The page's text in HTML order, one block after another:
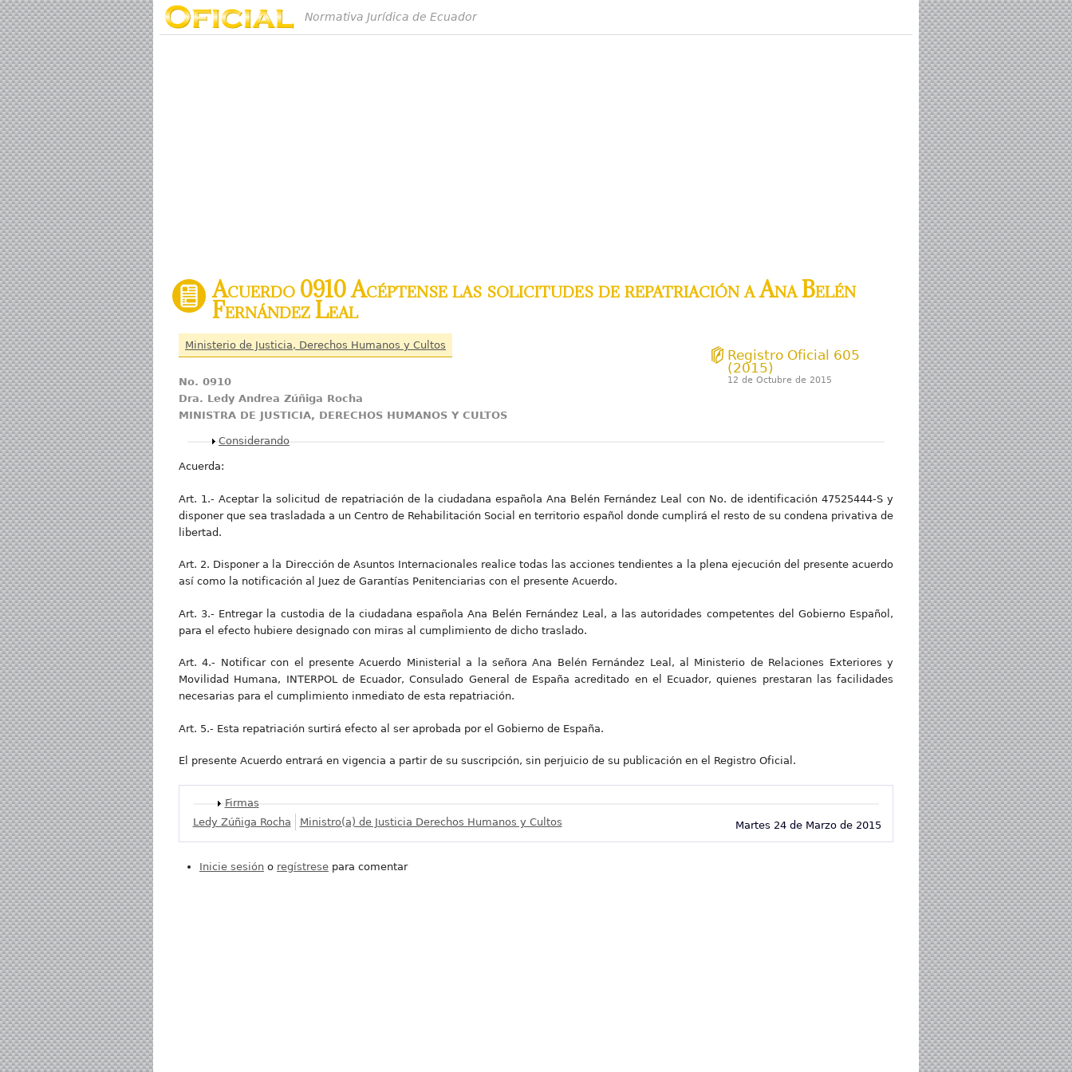
Normativa Jurídica de Ecuador
Acuerdo 0910 Acéptense las solicitudes de repatriación a Ana Belén
Fernández Leal
Ministerio de Justicia, Derechos Humanos y Cultos
Registro Oficial 605
(2015)
12 de Octubre de 2015
No. 0910
Dra. Ledy Andrea Zúñiga Rocha
MINISTRA DE JUSTICIA, DERECHOS HUMANOS Y CULTOS
Mostrar
Considerando
Acuerda:
Art. 1.- Aceptar la solicitud de repatriación de la ciudadana española Ana Belén Fernández Leal con No. de identificación 47525444-S y
disponer que sea trasladada a un Centro de Rehabilitación Social en territorio español donde cumplirá el resto de su condena privativa de
libertad.
Art. 2. Disponer a la Dirección de Asuntos Internacionales realice todas las acciones tendientes a la plena ejecución del presente acuerdo
así como la notificación al Juez de Garantías Penitenciarias con el presente Acuerdo.
Art. 3.- Entregar la custodia de la ciudadana española Ana Belén Fernández Leal, a las autoridades competentes del Gobierno Español,
para el efecto hubiere designado con miras al cumplimiento de dicho traslado.
Art. 4.- Notificar con el presente Acuerdo Ministerial a la señora Ana Belén Fernández Leal, al Ministerio de Relaciones Exteriores y
Movilidad Humana, INTERPOL de Ecuador, Consulado General de España acreditado en el Ecuador, quienes prestaran las facilidades
necesarias para el cumplimiento inmediato de esta repatriación.
Art. 5.- Esta repatriación surtirá efecto al ser aprobada por el Gobierno de España.
El presente Acuerdo entrará en vigencia a partir de su suscripción, sin perjuicio de su publicación en el Registro Oficial.
Mostrar
Firmas
Martes 24 de Marzo de 2015
Ledy Zúñiga Rocha Ministro(a) de Justicia Derechos Humanos y Cultos
Inicie sesión o regístrese para comentar